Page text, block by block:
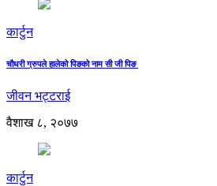
कार्टुन
चौधरी ग्रुपले हालेको पिङको नाम सी जी पिङ
जीवन भट्टराई
वैशाख ८, २०७७
कार्टुन